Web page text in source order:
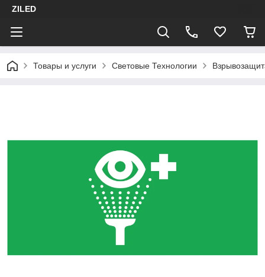
ZILED
Товары и услуги Световые Технологии